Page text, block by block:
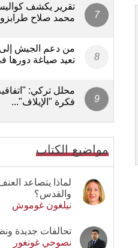
تقرير يكشف
محمد صلاح
من دعم الجيش إلى
تعيد صياغة دورها
محلل تركي:
فكرة "الإيلاف"...
مواضيع الكتاب
لماذا يتصاعد
والقدس؟
نيلغون غوموش
تحالفات جديدة
نصوحي غونغور